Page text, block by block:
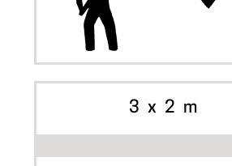
INIZIA A PERSONALIZZARE
3 x 2 m